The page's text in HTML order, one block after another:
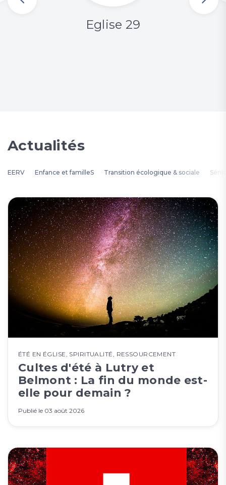
Eglise 29
Actualités
EERV Enfance et familleS Transition écologique & sociale
ÉTÉ EN ÉGLISE SPIRITUALITÉ RESSOURCEMENT
Cultes d'été à Lutry et
Belmont : La fin du monde est-
elle pour demain ?
Publié le 03 août 2026